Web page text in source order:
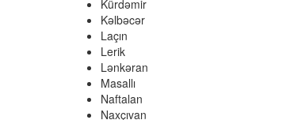
Kürdəmir
Kəlbəcər
Laçın
Lerik
Lənkəran
Masallı
Naftalan
Naxçıvan